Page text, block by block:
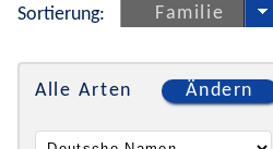
Sortierung: Familie
Alle Arten Ändern